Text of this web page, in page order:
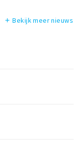
add Bekijk meer nieuws